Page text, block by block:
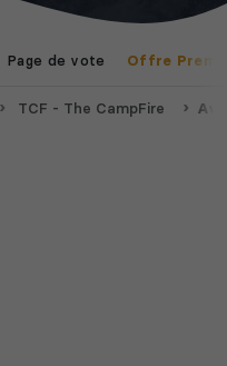
Page de vote Offre
TCF - The CampFire